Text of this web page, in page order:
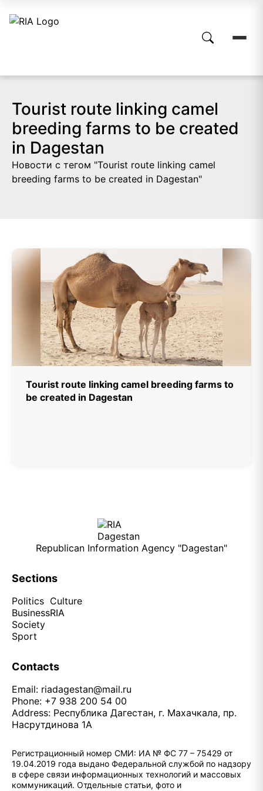
Tourist route linking camel
breeding farms to be created
in Dagestan
Новости с тегом "Tourist route linking camel
breeding farms to be created in Dagestan"
Tourist route linking camel breeding farms to
be created in Dagestan
Republican Information Agency "Dagestan"
Sections
Politics
Business
Society
Sport
Culture
RIA
Contacts
Email: riadagestan@mail.ru
Phone: +7 938 200 54 00
Address: Республика Дагестан, г. Махачкала, пр.
Насрутдинова 1А
Регистрационный номер СМИ: ИА № ФС 77 – 75429 от
19.04.2019 года выдано Федеральной службой по надзору
в сфере связи информационных технологий и массовых
коммуникаций. Отдельные статьи, фото и